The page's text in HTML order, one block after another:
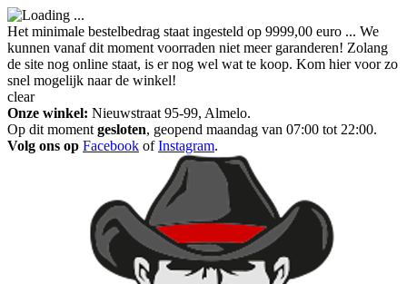
Het minimale bestelbedrag staat ingesteld op 9999,00 euro ... We
kunnen vanaf dit moment voorraden niet meer garanderen! Zolang
de site nog online staat, is er nog wel wat te koop. Kom hier voor zo
snel mogelijk naar de winkel!
clear
Onze winkel: Nieuwstraat 95-99, Almelo.
Op dit moment gesloten, geopend maandag van 07:00 tot 22:00.
Volg ons op Facebook ofInstagram.